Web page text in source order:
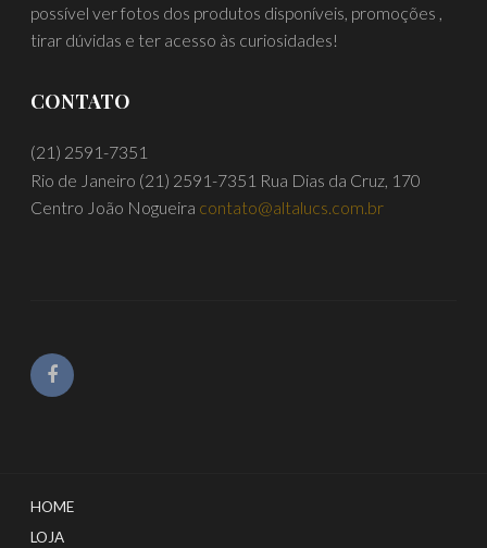
possível ver fotos dos produtos disponíveis, promoções ,
tirar dúvidas e ter acesso às curiosidades!
CONTATO
(21) 2591-7351
Rio de Janeiro (21) 2591-7351 Rua Dias da Cruz, 170
Centro João Nogueira contato@altalucs.com.br
HOME
LOJA